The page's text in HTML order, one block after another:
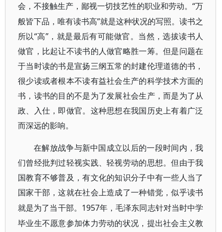
会，不接触生产，鄙视一切技艺性的职业和劳动。“万
般皆下品，唯有读书高”就是这种状况的写照。读书之
所以“高”，就是最后有可能做官。当然，选拔读书人
做官，比起让不读书的人做官略胜一筹。但是问题在
于当时读的书是宣扬三纲五常的封建伦理道德的书，
很少读或者根本不读有益社会生产的科学技术方面的
书，读书的目的不是为了发展社会生产，而是为了从
政、入仕，即做官。这种思想在我国历史上有着广泛
而深远的影响。
在解放战争与新中国成立以后的一段时间内，我
们曾经批判过轻视实践、轻视劳动的思想。但由于我
国教育不够普及，有文化的知识分子中有一些人当了
国家干部，这就在社会上造成了一种错觉，似乎读书
就是为了当干部。 1957年，毛泽东同志针对当时中学
毕业生不愿意参加体力劳动的状况，提出社会主义教